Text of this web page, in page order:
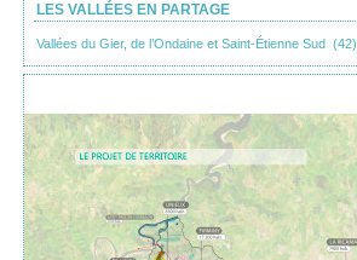
LES VALLÉES EN PARTAGE
Vallées du Gier, de l’Ondaine et Saint-Étienne Sud (42)